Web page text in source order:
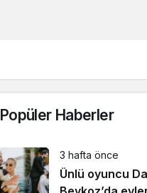
Popüler Haberler
3 hafta önce
Ünlü oyuncu